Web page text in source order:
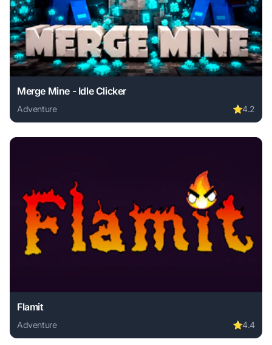
Merge Mine - Idle Clicker
Adventure ⭐4.2
Play Merge Mine - Idle Clicker online free. adventure
Flamit
Adventure ⭐4.4
Play Flamit online free. adventure game, no download